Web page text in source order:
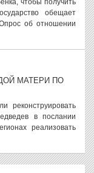
чтобы получить
обещает
об отношении
МАТЕРИ ПО
реконструировать
в послании
реализовать